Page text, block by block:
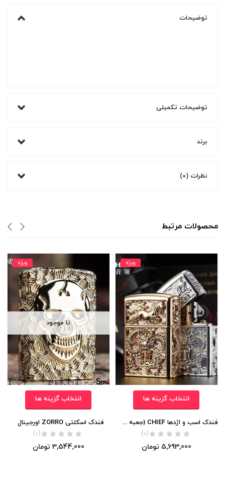
توضیحات
توضیحات تکمیلی
برند
نظرات (0)
محصولات مرتبط
ویژه
انتخاب گزینه ها
فندک اسب و اژدها CHIEF (جعبه چوبی)
(0)
5,693,000 تومان
ویژه
نا موجود
انتخاب گزینه ها
فندک اسکلتی ZORRO اورجینال
(0)
3,544,000 تومان